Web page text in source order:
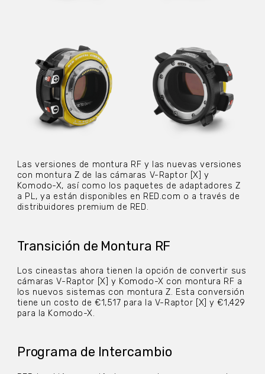
Las versiones de montura RF y las nuevas versiones
con montura Z de las cámaras V-Raptor [X] y
Komodo-X, así como los paquetes de adaptadores Z
a PL, ya están disponibles en RED.com o a través de
distribuidores premium de RED.
Transición de Montura RF
Los cineastas ahora tienen la opción de convertir sus
cámaras V-Raptor [X] y Komodo-X con montura RF a
los nuevos sistemas con montura Z. Esta conversión
tiene un costo de €1,517 para la V-Raptor [X] y €1,429
para la Komodo-X.
Programa de Intercambio